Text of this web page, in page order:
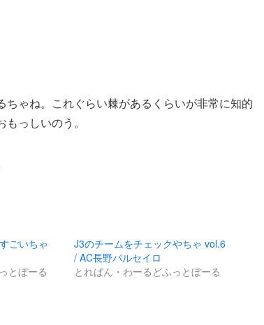
ゃね。これぐらい棘があるくらいが非常に知的
っしいのう。
ごいちゃ
とぼーる
J3のチームをチェックやちゃ vol.6
/ AC長野パルセイロ
とれぱん・わーるどふっとぼーる